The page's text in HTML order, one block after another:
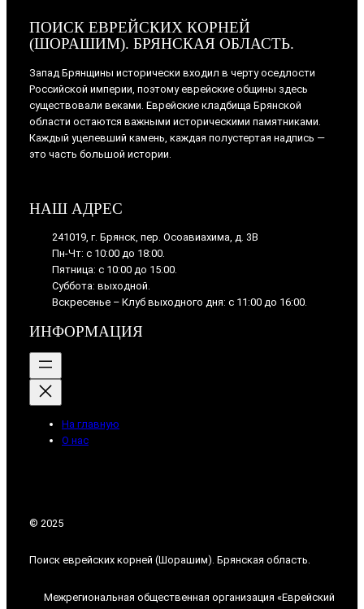
ПОИСК ЕВРЕЙСКИХ КОРНЕЙ
(ШОРАШИМ). БРЯНСКАЯ ОБЛАСТЬ.
Запад Брянщины исторически входил в черту оседлости
Российской империи, поэтому еврейские общины здесь
существовали веками. Еврейские кладбища Брянской
области остаются важными историческими памятниками.
Каждый уцелевший камень, каждая полустертая надпись —
это часть большой истории.
НАШ АДРЕС
241019, г. Брянск, пер. Осоавиахима, д. 3В
Пн-Чт: с 10:00 до 18:00.
Пятница: с 10:00 до 15:00.
Суббота: выходной.
Вскресенье – Клуб выходного дня: с 11:00 до 16:00.
ИНФОРМАЦИЯ
На главную
О нас
© 2025
Поиск еврейских корней (Шорашим). Брянская область.
Межрегиональная общественная организация «Еврейский